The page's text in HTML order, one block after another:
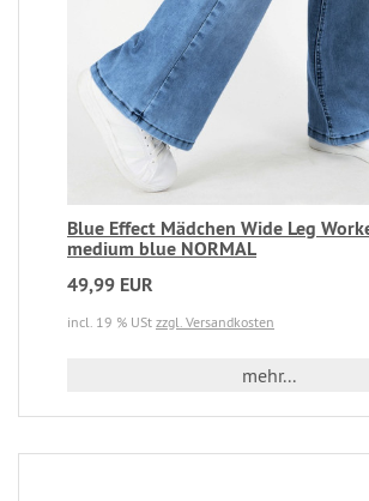
Blue Effect Mädchen Wide Leg
medium blue NORMAL
49,99 EUR
incl. 19 % USt zzgl. Versandkosten
mehr...